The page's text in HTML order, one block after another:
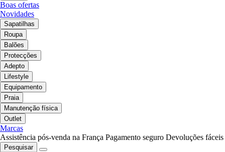
Boas ofertas
Novidades
Sapatilhas
Roupa
Balões
Protecções
Adepto
Lifestyle
Equipamento
Praia
Manutenção física
Outlet
Marcas
Assistência pós-venda na França Pagamento seguro Devoluções fáceis
Pesquisar